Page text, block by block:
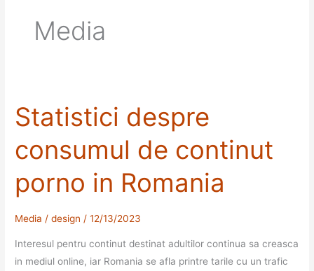
Media
Statistici despre
consumul de continut
porno in Romania
Media /design /12/13/2023
Interesul pentru continut destinat adultilor continua sa creasca
in mediul online, iar Romania se afla printre tarile cu un trafic